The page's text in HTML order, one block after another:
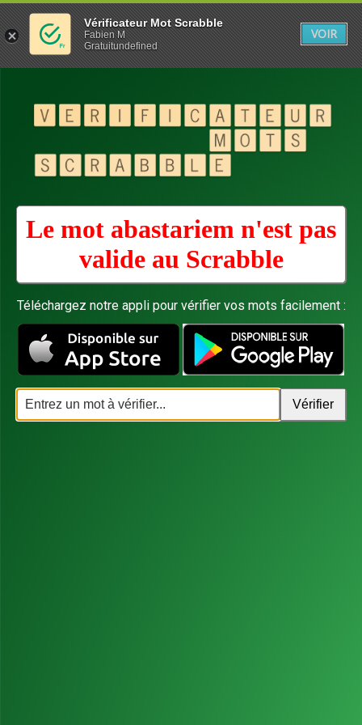
Le mot abastariem n'est pas
valide au Scrabble
Téléchargez notre appli pour vérifier vos mots facilement :
Vérificateur Mot Scrabble
Fabien M
Gratuitundefined
VOIR